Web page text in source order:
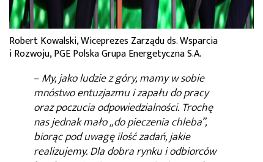
Robert Kowalski, Wiceprezes Zarządu ds. Wsparcia
i Rozwoju, PGE Polska Grupa Energetyczna S.A.
–My, jako ludzie z góry, mamy w sobie
mnóstwo entuzjazmu i zapału do pracy
oraz poczucia odpowiedzialności. Trochę
nas jednak mało „do pieczenia chleba”,
biorąc pod uwagę ilość zadań, jakie
realizujemy. Dla dobra rynku i odbiorców